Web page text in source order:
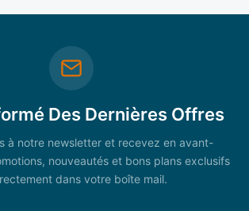
Des Dernières Offres
à notre newsletter et recevez en avant-
nouveautés et bons plans exclusifs
dans votre boîte mail.